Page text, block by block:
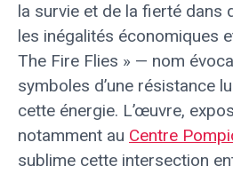
la survie et de la fierté dans
les inégalités économiques
The Fire Flies » — nom
symboles d’une résistance
cette énergie. L’œuvre,
notamment au Centre
sublime cette intersection